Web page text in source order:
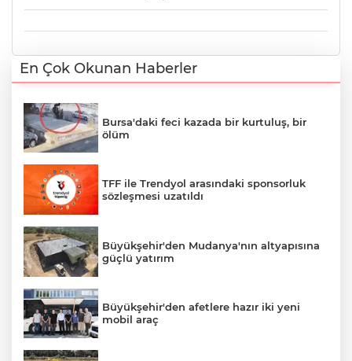
En Çok Okunan Haberler
Bursa'daki feci kazada bir kurtuluş, bir
ölüm
TFF ile Trendyol arasındaki sponsorluk
sözleşmesi uzatıldı
Büyükşehir'den Mudanya'nın altyapısına
güçlü yatırım
Büyükşehir'den afetlere hazır iki yeni
mobil araç